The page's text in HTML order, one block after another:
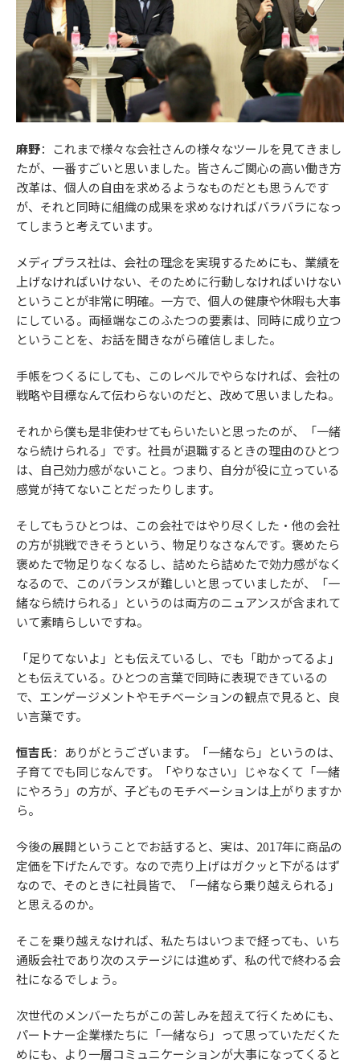
麻野：これまで様々な会社さんの様々なツールを見てきまし
たが、一番すごいと思いました。皆さんご関心の高い働き方
改革は、個人の自由を求めるようなものだとも思うんです
が、それと同時に組織の成果を求めなければバラバラになっ
てしまうと考えています。
メディプラス社は、会社の理念を実現するためにも、業績を
上げなければいけない、そのために行動しなければいけない
ということが非常に明確。一方で、個人の健康や休暇も大事
にしている。両極端なこのふたつの要素は、同時に成り立つ
ということを、お話を聞きながら確信しました。
手帳をつくるにしても、このレベルでやらなければ、会社の
戦略や目標なんて伝わらないのだと、改めて思いましたね。
それから僕も是非使わせてもらいたいと思ったのが、「一緒
なら続けられる」です。社員が退職するときの理由のひとつ
は、自己効力感がないこと。つまり、自分が役に立っている
感覚が持てないことだったりします。
そしてもうひとつは、この会社ではやり尽くした・他の会社
の方が挑戦できそうという、物足りなさなんです。褒めたら
褒めたで物足りなくなるし、詰めたら詰めたで効力感がなく
なるので、このバランスが難しいと思っていましたが、「一
緒なら続けられる」というのは両方のニュアンスが含まれて
いて素晴らしいですね。
「足りてないよ」とも伝えているし、でも「助かってるよ」
とも伝えている。ひとつの言葉で同時に表現できているの
で、エンゲージメントやモチベーションの観点で見ると、良
い言葉です。
恒吉氏：ありがとうございます。「一緒なら」というのは、
子育てでも同じなんです。「やりなさい」じゃなくて「一緒
にやろう」の方が、子どものモチベーションは上がりますか
ら。
今後の展開ということでお話すると、実は、2017年に商品の
定価を下げたんです。なので売り上げはガクッと下がるはず
なので、そのときに社員皆で、「一緒なら乗り越えられる」
と思えるのか。
そこを乗り越えなければ、私たちはいつまで経っても、いち
通販会社であり次のステージには進めず、私の代で終わる会
社になるでしょう。
次世代のメンバーたちがこの苦しみを超えて行くためにも、
パートナー企業様たちに「一緒なら」って思っていただくた
めにも、より一層コミュニケーションが大事になってくると